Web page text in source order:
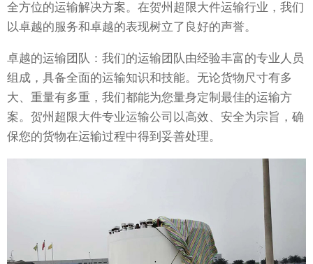
全方位的运输解决方案。在贺州超限大件运输行业，我们
以卓越的服务和卓越的表现树立了良好的声誉。
卓越的运输团队：我们的运输团队由经验丰富的专业人员
组成，具备全面的运输知识和技能。无论货物尺寸有多
大、重量有多重，我们都能为您量身定制最佳的运输方
案。贺州超限大件专业运输公司以高效、安全为宗旨，确
保您的货物在运输过程中得到妥善处理。